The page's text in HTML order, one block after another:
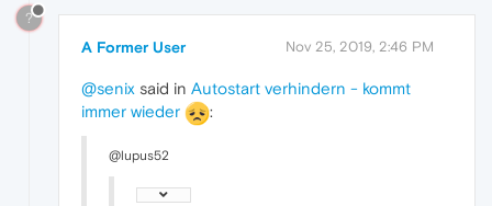
?
A Former User Nov 25, 2019, 2:46 PM
@senix said in Autostart verhindern - kommt
immer wieder
:
@lupus52